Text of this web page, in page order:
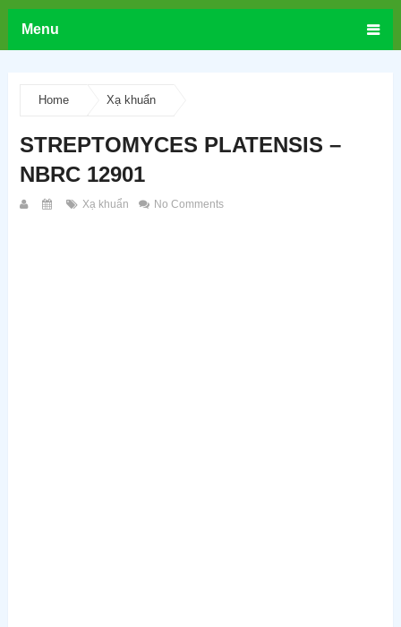
Menu
Home Xạ khuẩn
STREPTOMYCES PLATENSIS –
NBRC 12901
Xạ khuẩn No Comments